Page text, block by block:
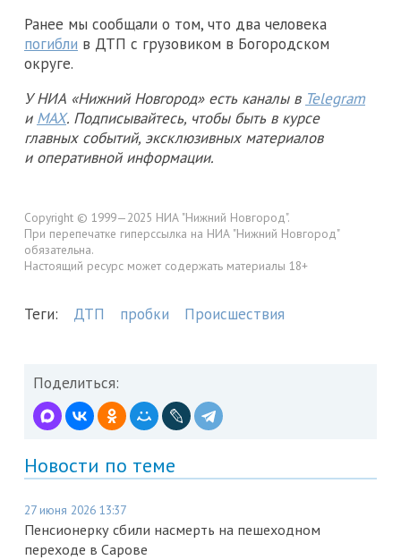
Ранее мы сообщали о том, что два человека
погибли в ДТП с грузовиком в Богородском
округе.
У НИА «Нижний Новгород» есть каналы в Telegram
и MAX. Подписывайтесь, чтобы быть в курсе
главных событий, эксклюзивных материалов
и оперативной информации.
Copyright © 1999—2025 НИА "Нижний Новгород".
При перепечатке гиперссылка на НИА "Нижний Новгород"
обязательна.
Настоящий ресурс может содержать материалы 18+
Теги: ДТП пробки Происшествия
Поделиться:
Новости по теме
27 июня 2026 13:37
Пенсионерку сбили насмерть на пешеходном
переходе в Сарове